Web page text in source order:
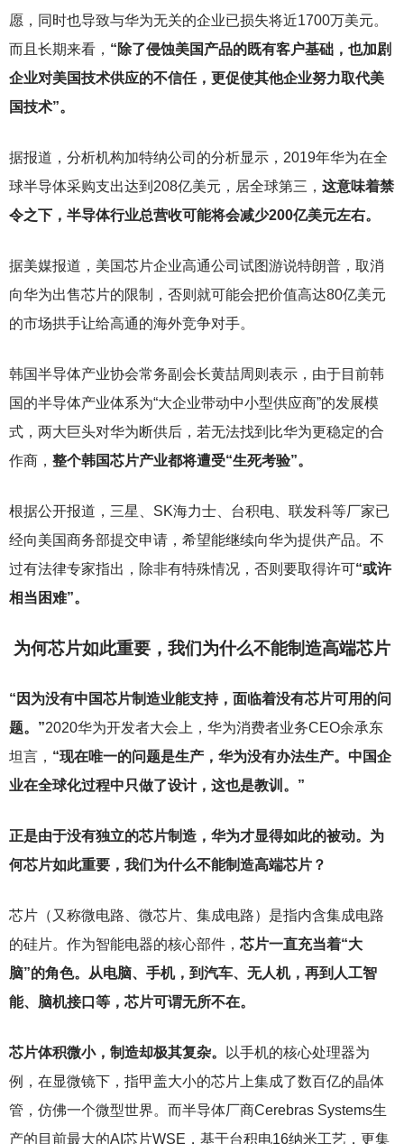
愿，同时也导致与华为无关的企业已损失将近1700万美元。
而且长期来看， “除了侵蚀美国产品的既有客户基础，也加剧
企业对美国技术供应的不信任，更促使其他企业努力取代美
国技术”。
据报道，分析机构加特纳公司的分析显示，2019年华为在全
球半导体采购支出达到208亿美元，居全球第三， 这意味着禁
令之下，半导体行业总营收可能将会减少200亿美元左右。
据美媒报道，美国芯片企业高通公司试图游说特朗普，取消
向华为出售芯片的限制，否则就可能会把价值高达80亿美元
的市场拱手让给高通的海外竞争对手。
韩国半导体产业协会常务副会长黄喆周则表示，由于目前韩
国的半导体产业体系为“大企业带动中小型供应商”的发展模
式，两大巨头对华为断供后，若无法找到比华为更稳定的合
作商， 整个韩国芯片产业都将遭受“生死考验”。
根据公开报道，三星、SK海力士、台积电、联发科等厂家已
经向美国商务部提交申请，希望能继续向华为提供产品。不
过有法律专家指出，除非有特殊情况，否则要取得许可“或许
相当困难”。
为何芯片如此重要，我们为什么不能制造高端芯片
“因为没有中国芯片制造业能支持，面临着没有芯片可用的问
题。”2020华为开发者大会上，华为消费者业务CEO余承东
坦言， “现在唯一的问题是生产，华为没有办法生产。中国企
业在全球化过程中只做了设计，这也是教训。”
正是由于没有独立的芯片制造，华为才显得如此的被动。为
何芯片如此重要，我们为什么不能制造高端芯片？
芯片（又称微电路、微芯片、集成电路）是指内含集成电路
的硅片。作为智能电器的核心部件， 芯片一直充当着“大
脑”的角色。从电脑、手机，到汽车、无人机，再到人工智
能、脑机接口等，芯片可谓无所不在。
芯片体积微小，制造却极其复杂。
以手机的核心处理器为
例，在显微镜下，指甲盖大小的芯片上集成了数百亿的晶体
管，仿佛一个微型世界。而半导体厂商Cerebras Systems生
产的目前最大的AI芯片WSE，基于台积电16纳米工艺，更集